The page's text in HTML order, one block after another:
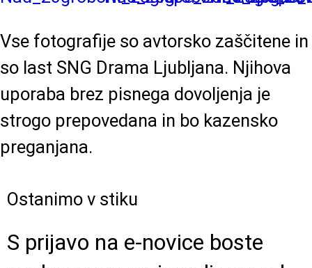
Vse fotografije so avtorsko zaščitene in
so last SNG Drama Ljubljana. Njihova
uporaba brez pisnega dovoljenja je
strogo prepovedana in bo kazensko
preganjana.
Ostanimo v stiku
S prijavo na e-novice boste